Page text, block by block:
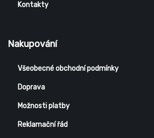
Kontakty
Nakupování
Všeobecné obchodní podmínky
Doprava
Možnosti platby
Reklamační řád